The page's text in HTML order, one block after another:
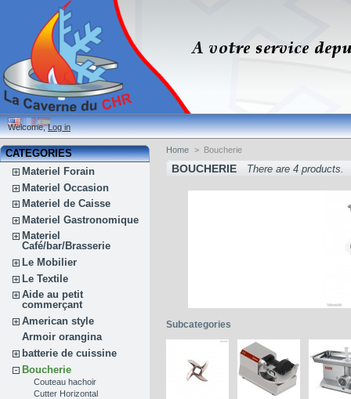
Welcome,Log in
CATEGORIES
Materiel Forain
Materiel Occasion
Materiel de Caisse
Materiel Gastronomique
Materiel
Café/bar/Brasserie
Le Mobilier
Le Textile
Aide au petit
commerçant
American style
Armoir orangina
batterie de cuissine
Boucherie
Couteau hachoir
Cutter Horizontal
Home > Boucherie
BOUCHERIE There are 4 products.
Subcategories